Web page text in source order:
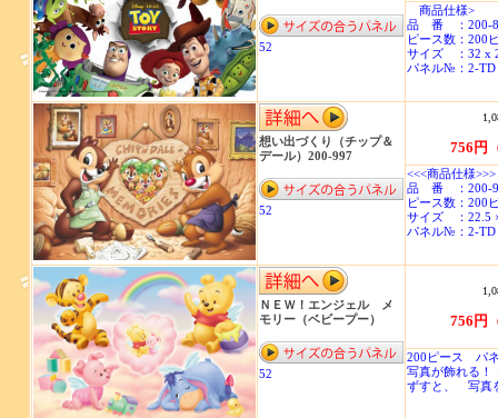
52
商品仕様>
品 番 ：200-
ピース数：200
サイズ ：32 x
パネル№：2-TD
想い出づくり（チップ＆
デール）200-997
52
756円
<<<商品仕様>>>
品 番 ：200-
ピース数：200
サイズ ：22.5
パネル№：2-TD
ＮＥＷ！エンジェル メ
モリー（ベビープー）
52
756円
200ピース パ
写真が飾れる
ずすと、 写真